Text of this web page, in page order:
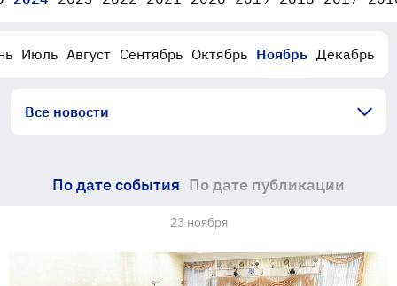
Июль Август Сентябрь Октябрь Ноябрь Декабрь
Все новости
По дате события По дате публикации
23 ноября